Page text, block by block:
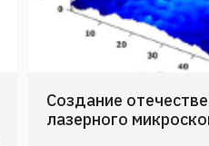
Создание
лазерного